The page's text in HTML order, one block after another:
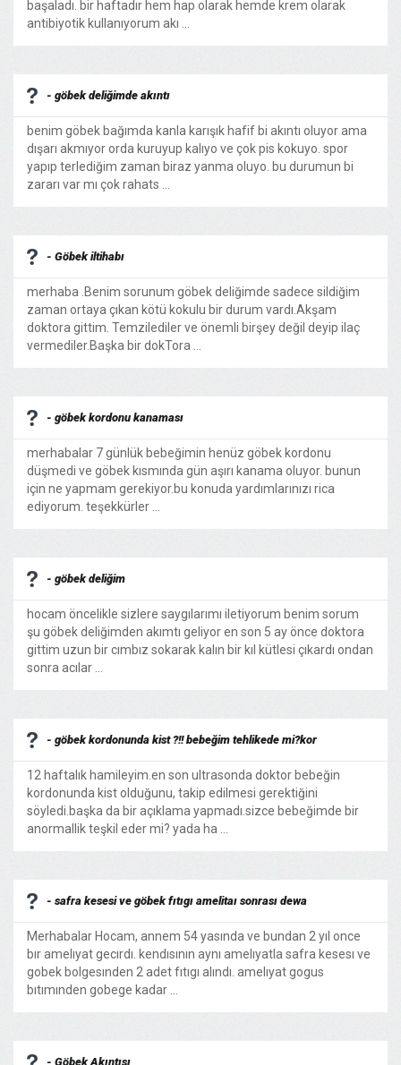
başaladı. bir haftadır hem hap olarak hemde krem olarak
antibiyotik kullanıyorum akı ...
- göbek deliğimde akıntı
benim göbek bağımda kanla karışık hafif bi akıntı oluyor ama
dışarı akmıyor orda kuruyup kalıyo ve çok pis kokuyo. spor
yapıp terlediğim zaman biraz yanma oluyo. bu durumun bi
zararı var mı çok rahats ...
- Göbek iltihabı
merhaba .Benim sorunum göbek deliğimde sadece sildiğim
zaman ortaya çıkan kötü kokulu bir durum vardı.Akşam
doktora gittim. Temzilediler ve önemli birşey değil deyip ilaç
vermediler.Başka bir dokTora ...
- göbek kordonu kanaması
merhabalar 7 günlük bebeğimin henüz göbek kordonu
düşmedi ve göbek kısmında gün aşırı kanama oluyor. bunun
için ne yapmam gerekiyor.bu konuda yardımlarınızı rica
ediyorum. teşekkürler ...
- göbek deliğim
hocam öncelikle sizlere saygılarımı iletiyorum benim sorum
şu göbek deliğimden akımtı geliyor en son 5 ay önce doktora
gittim uzun bir cımbız sokarak kalın bir kıl kütlesi çıkardı ondan
sonra acılar ...
- göbek kordonunda kist ?!! bebeğim tehlikede mi?kor
12 haftalık hamileyim.en son ultrasonda doktor bebeğin
kordonunda kist olduğunu, takip edilmesi gerektiğini
söyledi.başka da bir açıklama yapmadı.sizce bebeğimde bir
anormallik teşkil eder mi? yada ha ...
- safra kesesi ve göbek fıtıgı amelitaı sonrası dewa
Merhabalar Hocam, annem 54 yasında ve bundan 2 yıl once
bır amelıyat gecırdı. kendısının aynı amelıyatla safra kesesı ve
gobek bolgesınden 2 adet fıtıgı alındı. amelıyat gogus
bıtımınden gobege kadar ...
- Göbek Akıntısı